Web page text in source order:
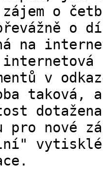
o
o
na
v
taková,
pro nové
vytisklé